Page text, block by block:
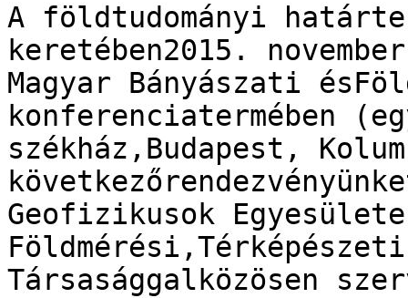
A földtudományi
keretében2015.
Magyar Bányászati
konferenciatermében
székház,Budapest,
Geofizikusok Egyesülete
Társasággalközösen